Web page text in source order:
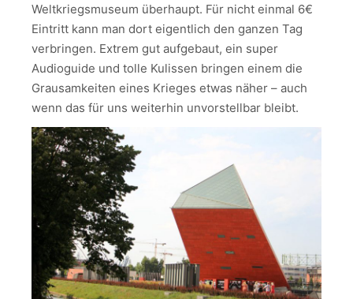
Weltkriegsmuseum überhaupt. Für nicht einmal 6€
Eintritt kann man dort eigentlich den ganzen Tag
verbringen. Extrem gut aufgebaut, ein super
Audioguide und tolle Kulissen bringen einem die
Grausamkeiten eines Krieges etwas näher – auch
wenn das für uns weiterhin unvorstellbar bleibt.